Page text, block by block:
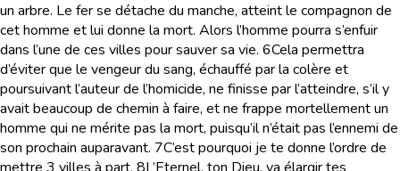
un arbre. Le fer se détache du manche, atteint le compagnon de
cet homme et lui donne la mort. Alors l’homme pourra s’enfuir
dans l’une de ces villes pour sauver sa vie. 6Cela permettra
d’éviter que le vengeur du sang, échauffé par la colère et
poursuivant l’auteur de l’homicide, ne finisse par l’atteindre, s’il y
avait beaucoup de chemin à faire, et ne frappe mortellement un
homme qui ne mérite pas la mort, puisqu’il n’était pas l’ennemi de
son prochain auparavant. 7C’est pourquoi je te donne l’ordre de